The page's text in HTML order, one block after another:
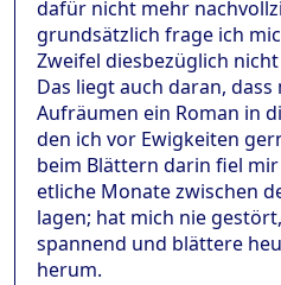
dafür nicht mehr
grundsätzlich frage ich
Zweifel diesbezüglich
Das liegt auch daran,
Aufräumen ein Roman in
den ich vor Ewigkeiten
beim Blättern darin fiel
etliche Monate zwischen
lagen; hat mich nie
spannend und blättere
herum.